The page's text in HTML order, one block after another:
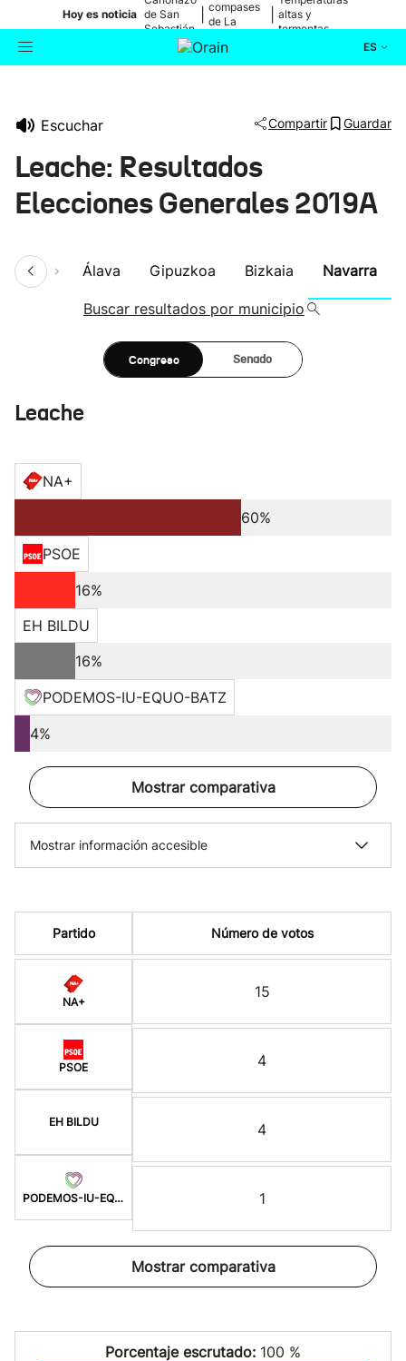
Hoy es noticia de San
Sebastián
compases
de La
altas y
tormentas
ES
Escuchar Compartir Guardar
Leache: Resultados
Elecciones Generales 2019A
Álava Gipuzkoa Bizkaia Navarra
Buscar resultados por municipio
Congreso Senado
Leache
NA+
60%
PSOE
16%
EH BILDU
16%
PODEMOS-IU-EQUO-BATZ
4%
Mostrar comparativa
Mostrar información accesible
Partido
NA+
PSOE
EH BILDU
PODEMOS-IU-EQUO-BATZ
Número de votos
15
4
4
1
Mostrar comparativa
Porcentaje escrutado: 100 %